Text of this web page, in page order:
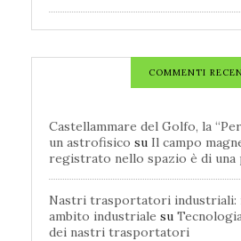
COMMENTI
Castellammare del Golfo, la
un astrofisico su Il campo
registrato nello spazio è di una
Nastri trasportatori industriali:
ambito industriale su
dei nastri trasportatori